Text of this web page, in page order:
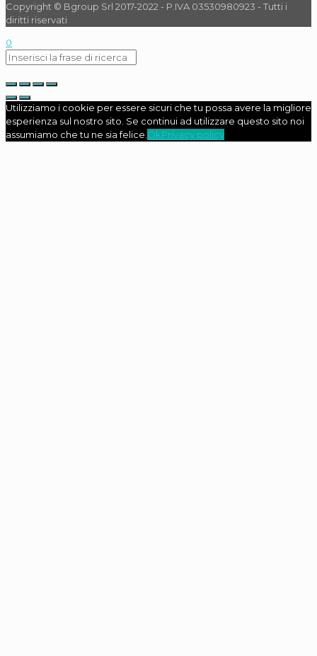
Copyright © Bgroup Srl 2017-2022 - P.IVA 03530980923 - Tutti i
diritti riservati
0
Utilizziamo i cookie per essere sicuri che tu possa avere la migliore
esperienza sul nostro sito. Se continui ad utilizzare questo sito noi
assumiamo che tu ne sia felice.OkPrivacy policy